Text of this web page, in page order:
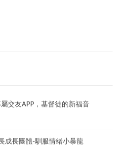
交友APP，基督徒的新福音
成長團體-馴服情緒小暴龍